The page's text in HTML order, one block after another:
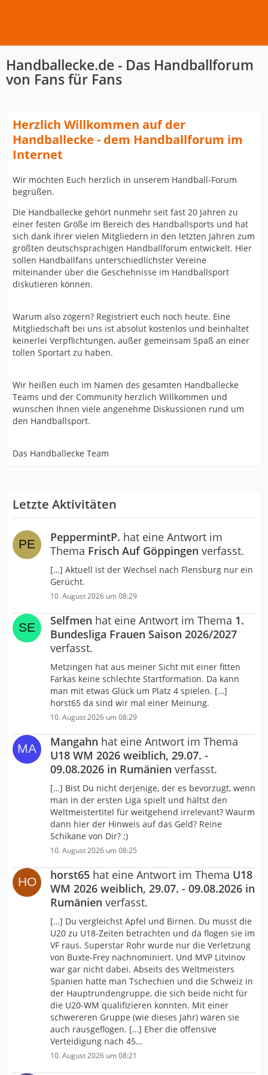
Handballecke.de - Das Handballforum
von Fans für Fans
Herzlich Willkommen auf der
Handballecke - dem Handballforum im
Internet
Wir möchten Euch herzlich in unserem Handball-Forum
begrüßen.
Die Handballecke gehört nunmehr seit fast 20 Jahren zu
einer festen Größe im Bereich des Handballsports und hat
sich dank ihrer vielen Mitgliedern in den letzten Jahren zum
größten deutschsprachigen Handballforum entwickelt. Hier
sollen Handballfans unterschiedlichster Vereine
miteinander über die Geschehnisse im Handballsport
diskutieren können.
Warum also zögern? Registriert euch noch heute. Eine
Mitgliedschaft bei uns ist absolut kostenlos und beinhaltet
keinerlei Verpflichtungen, außer gemeinsam Spaß an einer
tollen Sportart zu haben.
Wir heißen euch im Namen des gesamten Handballecke
Teams und der Community herzlich Willkommen und
wünschen Ihnen viele angenehme Diskussionen rund um
den Handballsport.
Das Handballecke Team
Letzte Aktivitäten
PeppermintP. hat eine Antwort im
Thema Frisch Auf Göppingen verfasst.
[…] Aktuell ist der Wechsel nach Flensburg nur ein
Gerücht.
10. August 2026 um 08:29
Selfmen hat eine Antwort im Thema 1.
Bundesliga Frauen Saison 2026/2027
verfasst.
Metzingen hat aus meiner Sicht mit einer fitten
Farkas keine schlechte Startformation. Da kann
man mit etwas Glück um Platz 4 spielen. […]
horst65 da sind wir mal einer Meinung.
10. August 2026 um 08:29
Mangahn hat eine Antwort im Thema
U18 WM 2026 weiblich, 29.07. -
09.08.2026 in Rumänien verfasst.
[…] Bist Du nicht derjenige, der es bevorzugt, wenn
man in der ersten Liga spielt und hältst den
Weltmeistertitel für weitgehend irrelevant? Waurm
dann hier der Hinweis auf das Geld? Reine
Schikane von Dir? ;)
10. August 2026 um 08:25
horst65 hat eine Antwort im Thema U18
WM 2026 weiblich, 29.07. - 09.08.2026 in
Rumänien verfasst.
[…] Du vergleichst Äpfel und Birnen. Du musst die
U20 zu U18-Zeiten betrachten und da flogen sie im
VF raus. Superstar Rohr wurde nur die Verletzung
von Buxte-Frey nachnominiert. Und MVP Litvinov
war gar nicht dabei. Abseits des Weltmeisters
Spanien hatte man Tschechien und die Schweiz in
der Hauptrundengruppe, die sich beide nicht für
die U20-WM qualifizieren konnten. Mit einer
schwereren Gruppe (wie dieses Jahr) wären sie
auch rausgeflogen. […] Eher die offensive
Verteidigung nach 45…
10. August 2026 um 08:21